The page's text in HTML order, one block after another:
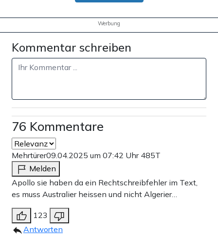
Werbung
Kommentar schreiben
76 Kommentare
Mehrtürer09.04.2025 um 07:42 Uhr 485T
Melden
Apollo sie haben da ein Rechtschreibfehler im Text,
es muss Australier heissen und nicht Algerier…
123
Antworten